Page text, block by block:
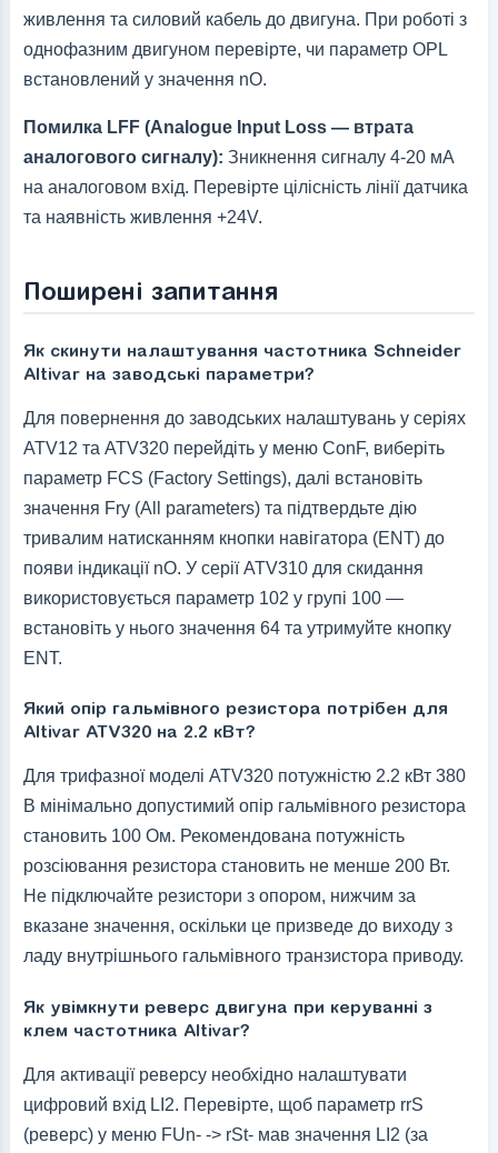
живлення та силовий кабель до двигуна. При роботі з
однофазним двигуном перевірте, чи параметр OPL
встановлений у значення nO.
Помилка LFF (Analogue Input Loss — втрата
аналогового сигналу): Зникнення сигналу 4-20 мА
на аналоговом вхід. Перевірте цілісність лінії датчика
та наявність живлення +24V.
Поширені запитання
Як скинути налаштування частотника Schneider
Altivar на заводські параметри?
Для повернення до заводських налаштувань у серіях
ATV12 та ATV320 перейдіть у меню ConF, виберіть
параметр FCS (Factory Settings), далі встановіть
значення Fry (All parameters) та підтвердьте дію
тривалим натисканням кнопки навігатора (ENT) до
появи індикації nO. У серії ATV310 для скидання
використовується параметр 102 у групі 100 —
встановіть у нього значення 64 та утримуйте кнопку
ENT.
Який опір гальмівного резистора потрібен для
Altivar ATV320 на 2.2 кВт?
Для трифазної моделі ATV320 потужністю 2.2 кВт 380
В мінімально допустимий опір гальмівного резистора
становить 100 Ом. Рекомендована потужність
розсіювання резистора становить не менше 200 Вт.
Не підключайте резистори з опором, нижчим за
вказане значення, оскільки це призведе до виходу з
ладу внутрішнього гальмівного транзистора приводу.
Як увімкнути реверс двигуна при керуванні з
клем частотника Altivar?
Для активації реверсу необхідно налаштувати
цифровий вхід LI2. Перевірте, щоб параметр rrS
(реверс) у меню FUn- -> rSt- мав значення LI2 (за